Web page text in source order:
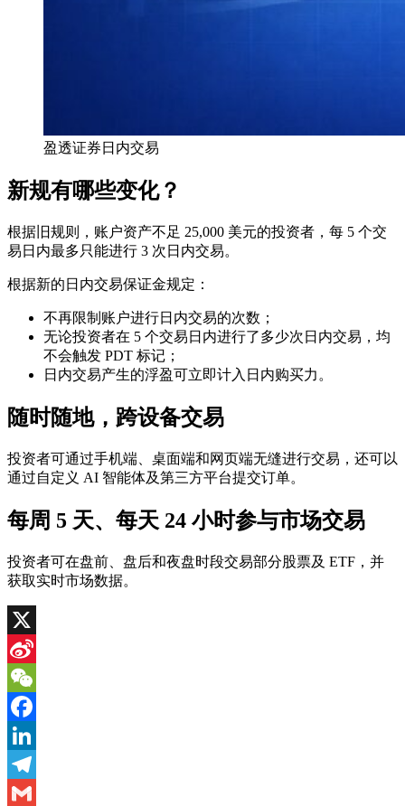
盈透证券日内交易
新规有哪些变化？
根据旧规则，账户资产不足 25,000 美元的投资者，每 5 个交
易日内最多只能进行 3 次日内交易。
根据新的日内交易保证金规定：
不再限制账户进行日内交易的次数；
无论投资者在 5 个交易日内进行了多少次日内交易，均
不会触发 PDT 标记；
日内交易产生的浮盈可立即计入日内购买力。
随时随地，跨设备交易
投资者可通过手机端、桌面端和网页端无缝进行交易，还可以
通过自定义 AI 智能体及第三方平台提交订单。
每周 5 天、每天 24 小时参与市场交易
投资者可在盘前、盘后和夜盘时段交易部分股票及 ETF，并
获取实时市场数据。
X
Sina
Weibo
WeChat
Facebook
LinkedIn
Telegram